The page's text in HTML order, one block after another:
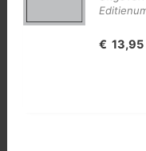
€ 13,95